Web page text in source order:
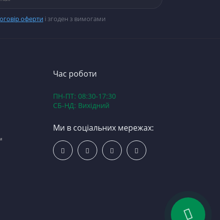
оферти і згоден з вимогами
Час роботи
ПН-ПТ: 08:30-17:30
СБ-НД: Вихідний
Ми в соціальних мережах: